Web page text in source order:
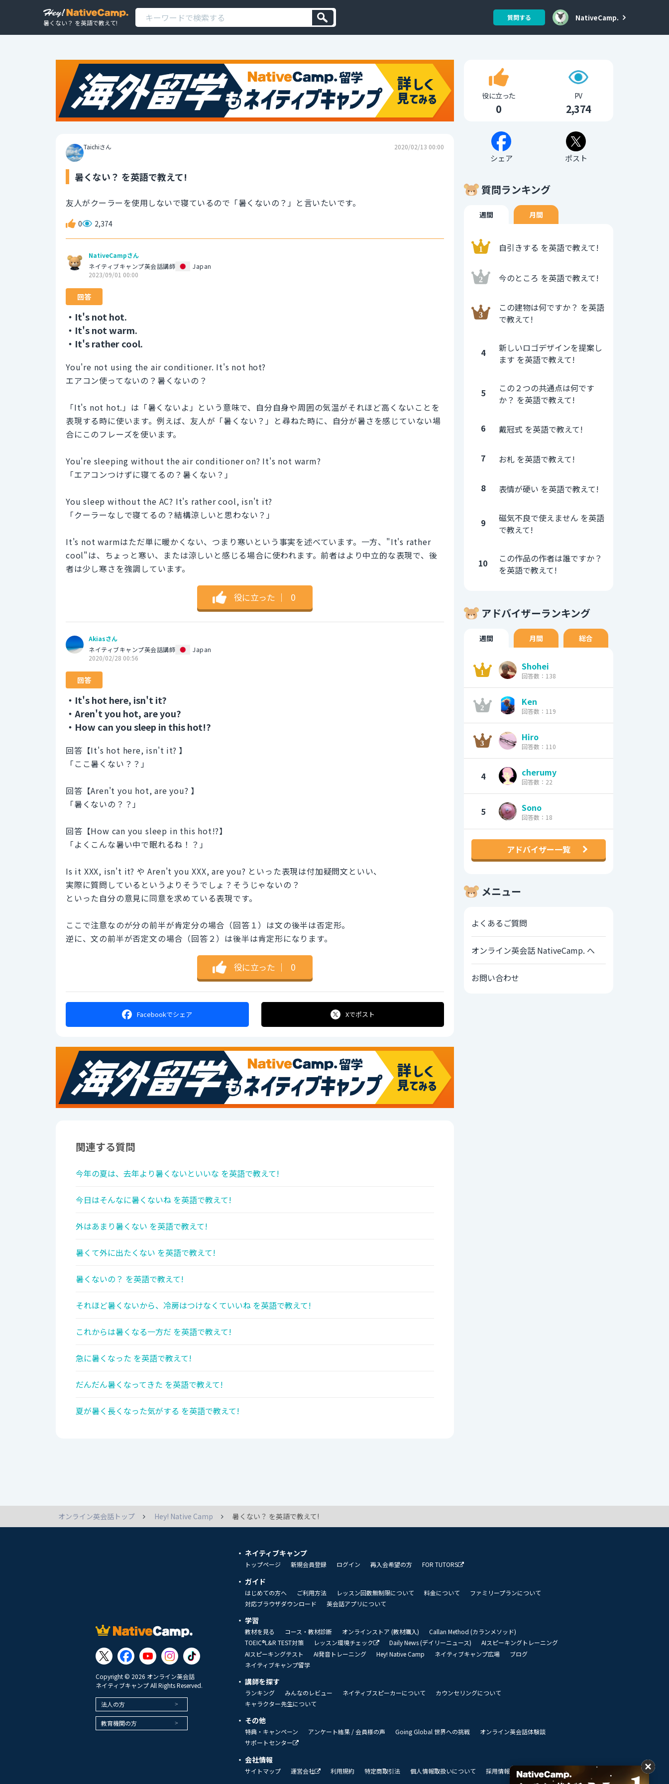
暑くない？ を英語で教えて!
質問する NativeCamp.
Taichiさん 2020/02/13 00:00
暑くない？ を英語で教えて!
友人がクーラーを使用しないで寝ているので「暑くないの？」と言いたいです。
0 2,374
NativeCampさん
ネイティブキャンプ英会話講師
Japan
2023/09/01 00:00
回答
・It's not hot.
・It's not warm.
・It's rather cool.
You're not using the air conditioner. It's not hot?
エアコン使ってないの？暑くないの？
「It's not hot.」は「暑くないよ」という意味で、自分自身や周囲の気温がそれほど高くないことを
表現する時に使います。例えば、友人が「暑くない？」と尋ねた時に、自分が暑さを感じていない場
合にこのフレーズを使います。
You're sleeping without the air conditioner on? It's not warm?
「エアコンつけずに寝てるの？暑くない？」
You sleep without the AC? It's rather cool, isn't it?
「クーラーなしで寝てるの？結構涼しいと思わない？」
It's not warmはただ単に暖かくない、つまり寒いという事実を述べています。一方、"It's rather
cool"は、ちょっと寒い、または涼しいと感じる場合に使われます。前者はより中立的な表現で、後
者は少し寒さを強調しています。
役に立った ｜ 0
Akiasさん
ネイティブキャンプ英会話講師
Japan
2020/02/28 00:56
回答
・It's hot here, isn't it?
・Aren't you hot, are you?
・How can you sleep in this hot!?
回答【It's hot here, isn't it? 】
「ここ暑くない？？」
回答【Aren't you hot, are you? 】
「暑くないの？？」
回答【How can you sleep in this hot!?】
「よくこんな暑い中で眠れるね！？」
Is it XXX, isn't it? や Aren't you XXX, are you? といった表現は付加疑問文といい、
実際に質問しているというよりそうでしょ？そうじゃないの？
といった自分の意見に同意を求めている表現です。
ここで注意なのが分の前半が肯定分の場合（回答１）は文の後半は否定形。
逆に、文の前半が否定文の場合（回答２）は後半は肯定形になります。
役に立った ｜ 0
Facebookでシェア Xでポスト
関連する質問
今年の夏は、去年より暑くないといいな を英語で教えて!
今日はそんなに暑くないね を英語で教えて!
外はあまり暑くない を英語で教えて!
暑くて外に出たくない を英語で教えて!
暑くないの？ を英語で教えて!
それほど暑くないから、冷房はつけなくていいね を英語で教えて!
これからは暑くなる一方だ を英語で教えて!
急に暑くなった を英語で教えて!
だんだん暑くなってきた を英語で教えて!
夏が暑く長くなった気がする を英語で教えて!
役に立った
0
PV
2,374
シェア ポスト
質問ランキング
週間 月間
自引きする を英語で教えて!
今のところ を英語で教えて!
この建物は何ですか？ を英語
で教えて!
4
新しいロゴデザインを提案し
ます を英語で教えて!
5
この２つの共通点は何です
か？ を英語で教えて!
6 戴冠式 を英語で教えて!
7 お札 を英語で教えて!
8 表情が硬い を英語で教えて!
9
磁気不良で使えません を英語
で教えて!
10
この作品の作者は誰ですか？
を英語で教えて!
アドバイザーランキング
週間 月間 総合
Shohei
回答数：138
Ken
回答数：119
Hiro
回答数：110
4 cherumy
回答数：22
5 Sono
回答数：18
アドバイザー一覧
メニュー
よくあるご質問
オンライン英会話 NativeCamp. へ
お問い合わせ
オンライン英会話トップ Hey! Native Camp 暑くない？ を英語で教えて!
Copyright © 2026 オンライン英会話
ネイティブキャンプ All Rights Reserved.
法人の方
教育機関の方
ネイティブキャンプ
トップページ 新規会員登録 ログイン 再入会希望の方 FOR TUTORS
ガイド
はじめての方へ ご利用方法 レッスン回数無制限について 料金について
ファミリープランについて
対応ブラウザダウンロード
英会話アプリについて
学習
教材を見る コース・教材診断 オンラインストア (教材購入)
Callan Method (カランメソッド)
TOEIC®L&R TEST対策
レッスン環境チェック Daily News (デイリーニュース)
AIスピーキングトレーニング
AIスピーキングテスト
AI発音トレーニング Hey! Native Camp ネイティブキャンプ広場
ブログ
ネイティブキャンプ留学
講師を探す
ランキング みんなのレビュー ネイティブスピーカーについて
カウンセリングについて
キャラクター先生について
その他
特典・キャンペーン アンケート結果 / 会員様の声 Going Global 世界への挑戦
オンライン英会話体験談
サポートセンター
会社情報
サイトマップ 運営会社 利用規約 特定商取引法 個人情報取扱いについて 採用情報 私達のビジョン